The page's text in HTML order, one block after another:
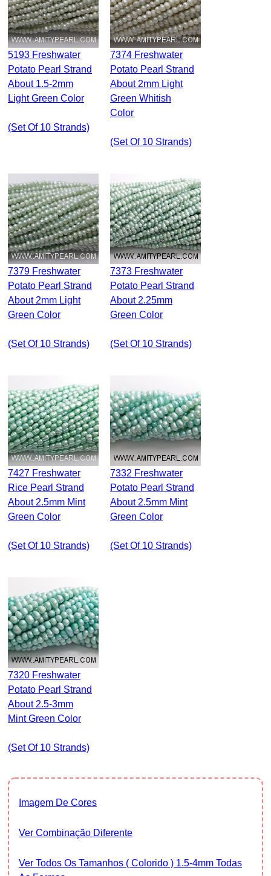
5193 Freshwater
Potato Pearl Strand
About 1.5-2mm
Light Green Color
(set Of 10 Strands)
7374 Freshwater
Potato Pearl Strand
About 2mm Light
Green Whitish
Color
(set Of 10 Strands)
7379 Freshwater
Potato Pearl Strand
About 2mm Light
Green Color
(set Of 10 Strands)
7373 Freshwater
Potato Pearl Strand
About 2.25mm
Green Color
(set Of 10 Strands)
7427 Freshwater
Rice Pearl Strand
About 2.5mm Mint
Green Color
(set Of 10 Strands)
7332 Freshwater
Potato Pearl Strand
About 2.5mm Mint
Green Color
(set Of 10 Strands)
7320 Freshwater
Potato Pearl Strand
About 2.5-3mm
Mint Green Color
(set Of 10 Strands)
Imagem De Cores
Ver Combinação Diferente
Ver Todos Os Tamanhos ( Colorido ) 1.5-4mm Todas